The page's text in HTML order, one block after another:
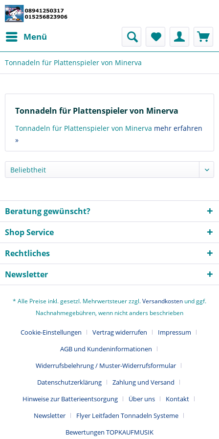
Menü
Tonnadeln für Plattenspieler von Minerva
Tonnadeln für Plattenspieler von Minerva
Tonnadeln für Plattenspieler von Minerva mehr erfahren
»
Beratung gewünscht?
Shop Service
Rechtliches
Newsletter
* Alle Preise inkl. gesetzl. Mehrwertsteuer zzgl.Versandkosten und ggf.
Nachnahmegebühren, wenn nicht anders beschrieben
Cookie-Einstellungen Vertrag widerrufen
Impressum
AGB und Kundeninformationen
Widerrufsbelehrung / Muster-Widerrufsformular
Datenschutzerklärung
Zahlung und Versand
Hinweise zur Batterieentsorgung
Über uns
Kontakt
Newsletter
Flyer Leitfaden Tonnadeln Systeme
Bewertungen TOPKAUFMUSIK